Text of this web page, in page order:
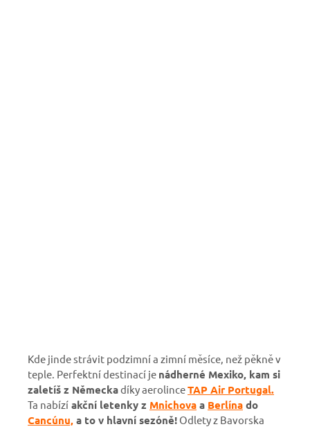
Kde jinde strávit podzimní a zimní měsíce, než pěkně v
teple. Perfektní destinací je nádherné Mexiko, kam si
zaletíš z Německadíky aerolinceTAP Air Portugal.
Ta nabízí akční letenky z Mnichova a Berlína do
Cancúnu, a to v hlavní sezóně! Odlety z Bavorska